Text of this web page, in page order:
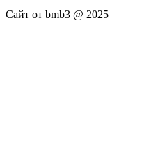
Сайт от bmb3 @ 2025